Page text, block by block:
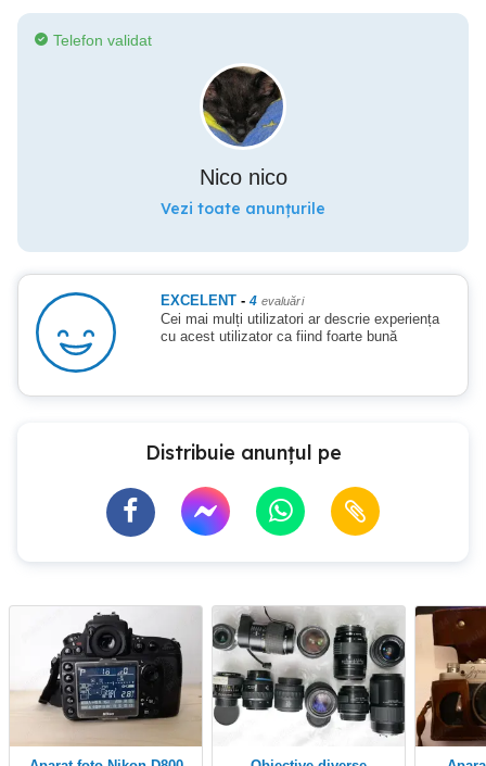
Telefon validat
Nico nico
Vezi toate anunțurile
EXCELENT - 4 evaluări
Cei mai mulți utilizatori ar descrie experiența
cu acest utilizator ca fiind foarte bună
Distribuie anunțul pe